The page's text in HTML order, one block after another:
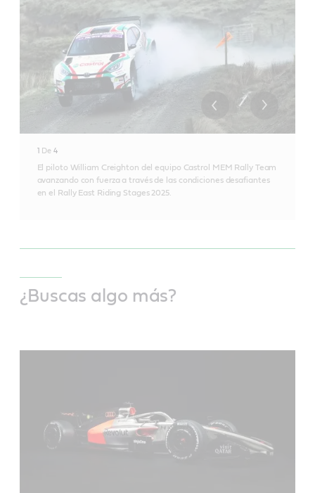
1 De 4
El piloto William Creighton del equipo Castrol MEM Rally Team
avanzando con fuerza a través de las condiciones desafiantes
en el Rally East Riding Stages 2025.
¿Buscas algo más?